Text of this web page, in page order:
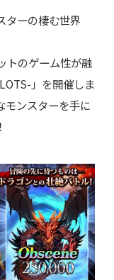
ターの棲む世界
トのゲーム性が融
」を開催しま
モンスターを手に